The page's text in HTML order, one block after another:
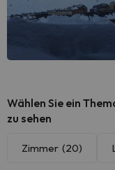
Wählen Sie ein
zu sehen
Zimmer (20)